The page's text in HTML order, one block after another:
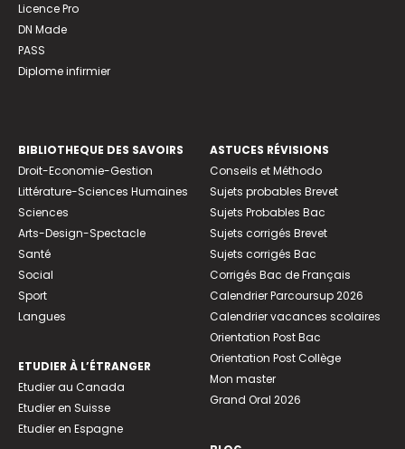
Licence Pro
DN Made
PASS
Diplome infirmier
BIBLIOTHEQUE DES SAVOIRS
Droit-Economie-Gestion
Littérature-Sciences Humaines
Sciences
Arts-Design-Spectacle
Santé
Social
Sport
Langues
ETUDIER À L’ÉTRANGER
Etudier au Canada
Etudier en Suisse
Etudier en Espagne
ASTUCES RÉVISIONS
Conseils et Méthodo
Sujets probables Brevet
Sujets Probables Bac
Sujets corrigés Brevet
Sujets corrigés Bac
Corrigés Bac de Français
Calendrier Parcoursup 2026
Calendrier vacances scolaires
Orientation Post Bac
Orientation Post Collège
Mon master
Grand Oral 2026